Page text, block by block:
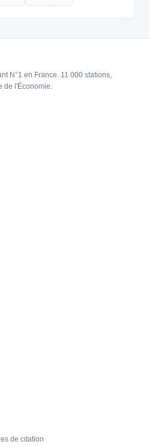
N°1 en France. 11 000 stations,
de l'Économie.
de citation